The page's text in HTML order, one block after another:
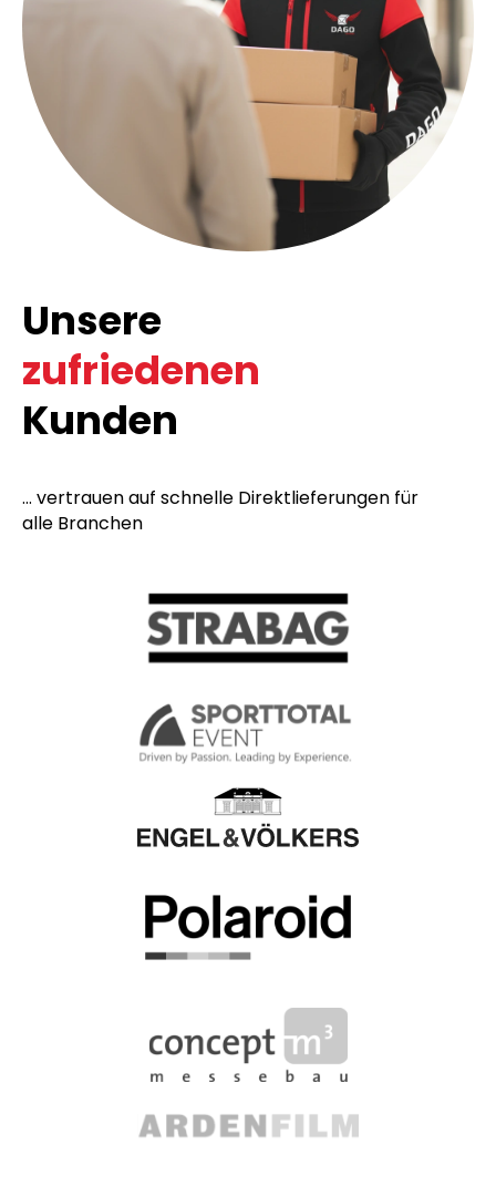
Unsere
zufriedenen
Kunden
... vertrauen auf schnelle Direktlieferungen für
alle Branchen